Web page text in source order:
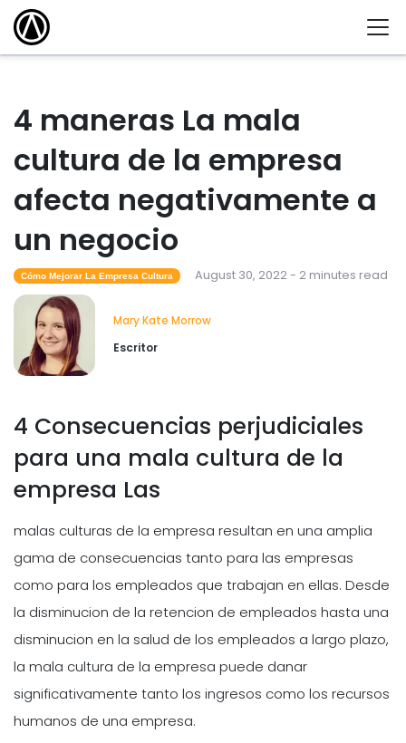
4 maneras La mala
cultura de la empresa
afecta negativamente a
un negocio
Cómo Mejorar La Empresa Cultura August 30, 2022 - 2 minutes read
Mary Kate Morrow
Escritor
4 Consecuencias perjudiciales
para una mala cultura de la
empresa Las
malas culturas de la empresa resultan en una amplia
gama de consecuencias tanto para las empresas
como para los empleados que trabajan en ellas. Desde
la disminucion de la retencion de empleados hasta una
disminucion en la salud de los empleados a largo plazo,
la mala cultura de la empresa puede danar
significativamente tanto los ingresos como los recursos
humanos de una empresa.